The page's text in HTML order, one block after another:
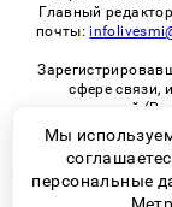
Главный
почты:
сфере связи,
коммуникаций
Мы
персональные